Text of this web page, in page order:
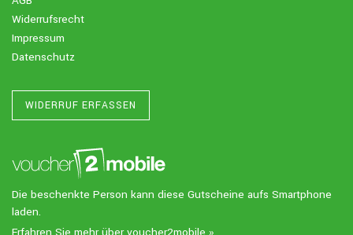
Widerrufsrecht
Impressum
Datenschutz
WIDERRUF ERFASSEN
Die beschenkte Person kann diese Gutscheine aufs Smartphone
laden.